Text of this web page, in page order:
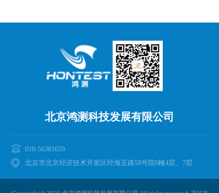
北京鸿测科技发展有限公司
010-56381659
北京市北京经济技术开发区经海五路58号院6幢4层、7层